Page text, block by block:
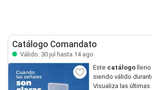
Catálogo Comandato
Válido: 30 jul hasta 14 ago
Este catálogo
siendo válido
Visualiza las